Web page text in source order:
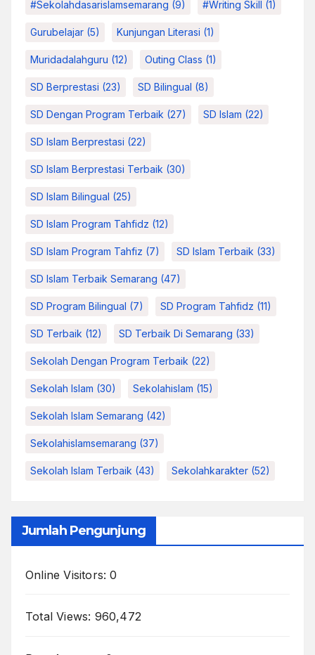
#sekolahdasarislamsemarang (9) #Writing Skill (1)
Gurubelajar (5) Kunjungan Literasi (1)
Muridadalahguru (12) Outing Class (1)
SD Berprestasi (23) SD Bilingual (8)
SD Dengan Program Terbaik (27) SD Islam (22)
SD Islam Berprestasi (22)
SD Islam Berprestasi Terbaik (30)
SD Islam Bilingual (25)
SD Islam Program Tahfidz (12)
SD Islam Program Tahfiz (7) SD Islam Terbaik (33)
SD Islam Terbaik Semarang (47)
SD Program Bilingual (7) SD Program Tahfidz (11)
SD Terbaik (12) SD Terbaik Di Semarang (33)
Sekolah Dengan Program Terbaik (22)
Sekolah Islam (30) Sekolahislam (15)
Sekolah Islam Semarang (42)
Sekolahislamsemarang (37)
Sekolah Islam Terbaik (43) Sekolahkarakter (52)
Jumlah Pengunjung
Online Visitors:0
Total Views: 960,472